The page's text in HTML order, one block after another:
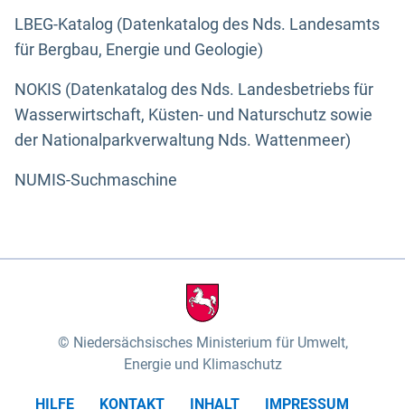
LBEG-Katalog (Datenkatalog des Nds. Landesamts
für Bergbau, Energie und Geologie)
NOKIS (Datenkatalog des Nds. Landesbetriebs für
Wasserwirtschaft, Küsten- und Naturschutz sowie
der Nationalparkverwaltung Nds. Wattenmeer)
NUMIS-Suchmaschine
Niedersächsisches Ministerium für Umwelt,
Energie und Klimaschutz
HILFE KONTAKT INHALT
IMPRESSUM